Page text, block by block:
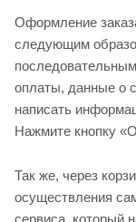
Оформление
следующим
оплаты, данные о
написать
Нажмите кнопку
Так же, через
осуществления
сервиса, который